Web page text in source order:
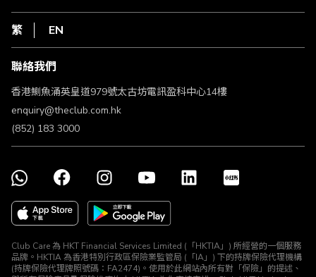
HKT
私隱聲明
使用條款
條款及細則
不歧視及不騷擾聲明
認可牌照及通告
繁 EN
聯絡我們
香港鰂魚涌英皇道979號太古坊電訊盈科中心14樓
enquiry@theclub.com.hk
(852) 183 3000
Club Care 為 HKT Financial Services Limited (「HKTIA」) 所經營的一個服務
品牌。HKTIA 為香港特別行政區保險業監管局 (「IA」) 下的持牌保險代理機構
(持牌保險代理牌照號碼：FA2474)。使用於此網站內所有對「保險」的提述、